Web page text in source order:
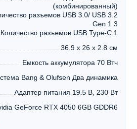
(комбинированный)
разъемов USB 3.0/ USB 3.2
Gen 1 3
Количество разъемов USB Type-C 1
36.9 x 26 x 2.8 см
Емкость аккумулятора 70 Втч
Bang & Olufsen Два динамика
Адаптер питания 19.5 В, 230 Вт
GeForce RTX 4050 6GB GDDR6